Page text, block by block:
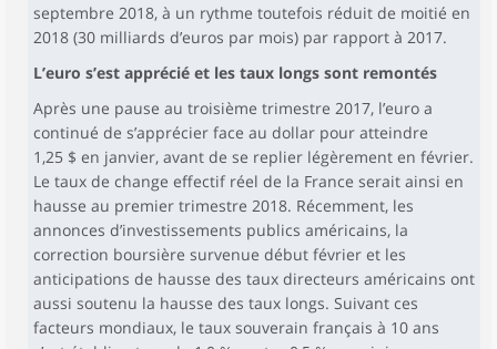
septembre 2018, à un rythme toutefois réduit de moitié en
2018 (30 milliards d’euros par mois) par rapport à 2017.
L’euro s’est apprécié et les taux longs sont remontés
Après une pause au troisième trimestre 2017, l’euro a
continué de s’apprécier face au dollar pour atteindre
1,25 $ en janvier, avant de se replier légèrement en février.
Le taux de change effectif réel de la France serait ainsi en
hausse au premier trimestre 2018. Récemment, les
annonces d’investissements publics américains, la
correction boursière survenue début février et les
anticipations de hausse des taux directeurs américains ont
aussi soutenu la hausse des taux longs. Suivant ces
facteurs mondiaux, le taux souverain français à 10 ans